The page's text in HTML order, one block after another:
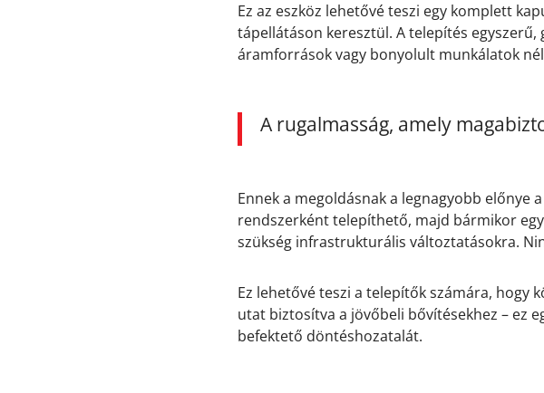
Ez az eszköz lehetővé teszi egy komplett
tápellátáson keresztül. A telepítés
áramforrások vagy bonyolult munkálatok
A rugalmasság, amely
Ennek a megoldásnak a legnagyobb
rendszerként telepíthető, majd bármikor
szükség infrastrukturális változtatásokra.
Ez lehetővé teszi a telepítők számára, hogy
utat biztosítva a jövőbeli bővítésekhez – ez
befektető döntéshozatalát.